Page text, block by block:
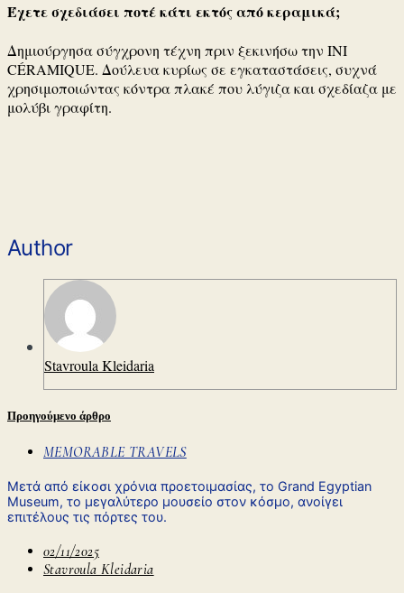
Έχετε σχεδιάσει ποτέ κάτι εκτός από κεραμικά;
Δημιούργησα σύγχρονη τέχνη πριν ξεκινήσω την INI
CÉRAMIQUE. Δούλευα κυρίως σε εγκαταστάσεις, συχνά
χρησιμοποιώντας κόντρα πλακέ που λύγιζα και σχεδίαζα με
μολύβι γραφίτη.
Author
Stavroula Kleidaria
Προηγούμενο άρθρο
MEMORABLE TRAVELS
Μετά από είκοσι χρόνια προετοιμασίας, το Grand Egyptian
Museum, το μεγαλύτερο μουσείο στον κόσμο, ανοίγει
επιτέλους τις πόρτες του.
02/11/2025
Stavroula Kleidaria